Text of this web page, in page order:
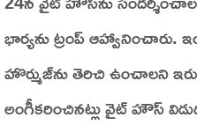
భార్యను ట్రంప్‌ ఆహ్వానించారు.
హొర్ముజ్‌ను తెరిచి ఉంచాలని
అంగీకరించినట్లు వైట్‌ హౌస్‌